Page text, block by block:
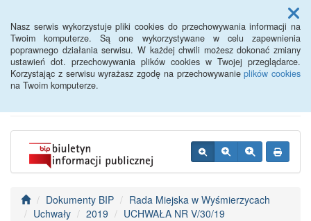
Nasz serwis wykorzystuje pliki cookies do przechowywania informacji na
Twoim komputerze. Są one wykorzystywane w celu zapewnienia
poprawnego działania serwisu. W każdej chwili możesz dokonać zmiany
ustawień dot. przechowywania plików cookies w Twojej przeglądarce.
Korzystając z serwisu wyrażasz zgodę na przechowywanieplików cookies
na Twoim komputerze.
Menu
BIP - Urząd Miejski
Wyśmierzyce
Dokumenty BIP
Rada Miejska w Wyśmierzycach
Uchwały
2019 UCHWAŁA NR V/30/19